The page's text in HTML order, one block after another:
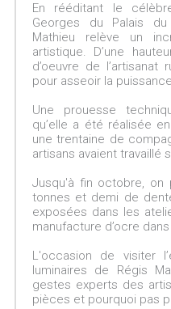
En rééditant le
Georges du Palais
Mathieu relève un
artistique. D’une
d’oeuvre de
pour asseoir la
Une prouesse
qu’elle a été réalisée
une trentaine de
artisans avaient travaillé
Jusqu'à fin octobre, on
tonnes et demi de
exposées dans les
manufacture d’ocre
L'occasion de visiter
luminaires de Régis
gestes experts des
pièces et pourquoi pas